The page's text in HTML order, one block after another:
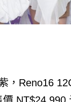
，Reno16